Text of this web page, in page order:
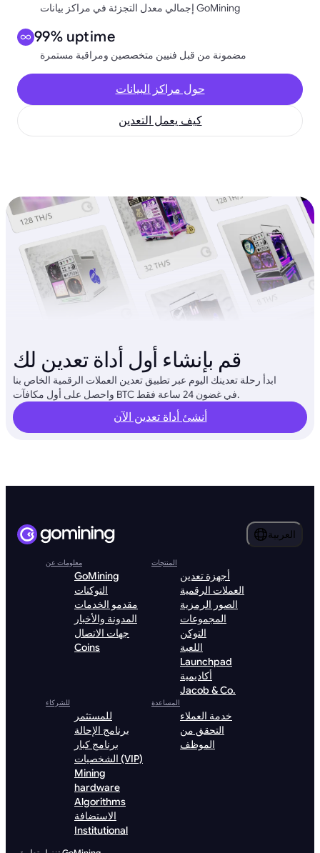
إجمالي معدل التجزئة في مراكز بيانات GoMining
99% uptime
مضمونة من قبل فنيين متخصصين ومراقبة مستمرة
حول مراكز البيانات
كيف يعمل التعدين
قم بإنشاء أول أداة تعدين لك
ابدأ رحلة تعدينك اليوم عبر تطبيق تعدين العملات الرقمية الخاص بنا
واحصل على أول مكافآت BTC في غضون 24 ساعة فقط.
أنشئ أداة تعدين الآن
العربية
معلومات عن
GoMining
التوكنات
مقدمو الخدمات
المدونة والأخبار
جهات الاتصال
Coins
المنتجات
أجهزة تعدين
العملات الرقمية
الصور الرمزية
المجموعات
التوكن
اللعبة
Launchpad
أكاديمية
Jacob & Co.
للشركاء
للمستثمر
برنامج الإحالة
برنامج كبار
الشخصيات (VIP)
Mining
hardware
Algorithms
الاستضافة
Institutional
المساعدة
خدمة العملاء
التحقق من
الموظف